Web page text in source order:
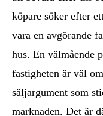
köpare söker efter
vara en avgörande
hus. En välmående
fastigheten är väl
säljargument som
marknaden. Det är